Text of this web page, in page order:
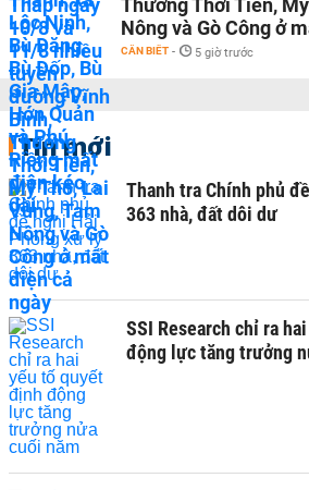
Thường Thới Tiền,
Nông và Gò Công ở
CẦN BIẾT - 5 giờ trước
Tin mới
Thanh tra Chính phủ
363 nhà, đất dôi dư
SSI Research chỉ ra
động lực tăng trưởng